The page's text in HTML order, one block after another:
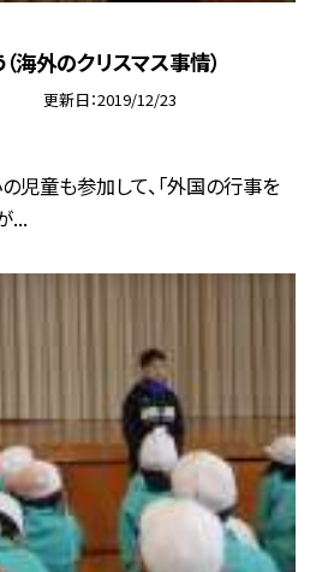
海外のクリスマス事情）
更新日 2019/12/23
の児童も参加して、「外国の行事を
...